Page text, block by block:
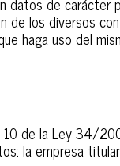
los diversos
haga uso del
de la Ley 34/
la empresa